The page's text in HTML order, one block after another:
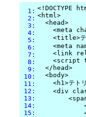
  1:
  2:
  3:
  4:
  5:
  6:
  7:
  8:
  9:
10:
11:
12:
13:
14:
15:
<!DOCTYPE
<html>
  <head>
<meta
<title>テ
<meta
<link
<script
  </head>
  <body>
<h1>テト
<div